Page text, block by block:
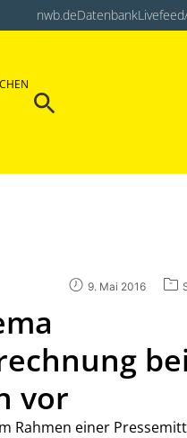
nwb.deDatenbankLivefeed
Search
9. Mai 2016
bei
vor
Rahmen einer